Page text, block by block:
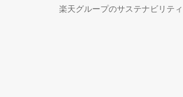
楽天グループのサステナビリティ